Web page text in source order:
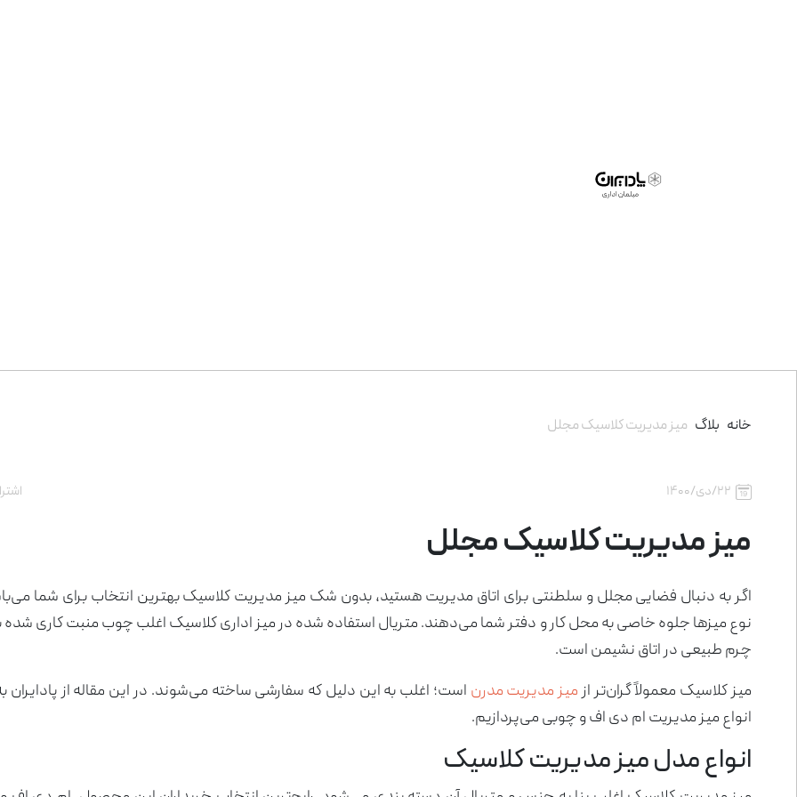
خانه بلاگ میز مدیریت کلاسیک مجلل
۲۲/دی/۱۴۰۰
میز مدیریت کلاسیک مجلل
اگر به دنبال فضایی مجلل و سلطنتی برای اتاق مدیریت هستید، بدون شک میز مدیریت کلاسیک بهترین انتخاب برای شما
نوع میزها جلوه خاصی به محل کار و دفتر شما می‌دهند. متریال استفاده شده در میز اداری کلاسیک اغلب چوب منبت کاری شده
چرم طبیعی در اتاق نشیمن است.
میز کلاسیک معمولاً گران‌تر ازمیز مدیریت مدرن است؛ اغلب به این دلیل که سفارشی ساخته می‌شوند. در این مقاله از پادایران
انواع میز مدیریت ام دی اف و چوبی می‌پردازیم.
انواع مدل میز مدیریت کلاسیک
مبلمان صفحه ای
میز کنفرانس
ماسکانی
اتاق سکوت